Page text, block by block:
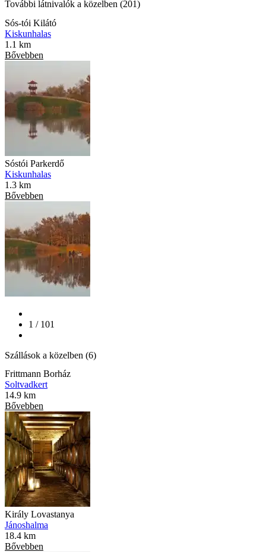
További látnivalók a közelben (201)
Sós-tói Kilátó
Kiskunhalas
1.1 km
Bővebben
Sóstói Parkerdő
Kiskunhalas
1.3 km
Bővebben
1 / 101
Szállások a közelben (6)
Frittmann Borház
Soltvadkert
14.9 km
Bővebben
Király Lovastanya
Jánoshalma
18.4 km
Bővebben